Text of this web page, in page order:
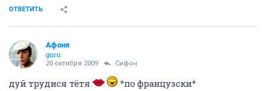
ОТВЕТИТЬ
Aфоня
guru
20 октября 2009 Сифон
дуй трудися тётя *по французски*